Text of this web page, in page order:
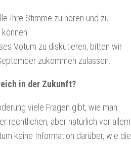
Ihre Stimme zu hören und zu
Votum zu diskutieren, bitten wir
zukommen zulassen.
in der Zukunft?
viele Fragen gibt, wie man
rechtlichen, aber natürlich vor allem
keine Information darüber, wie die